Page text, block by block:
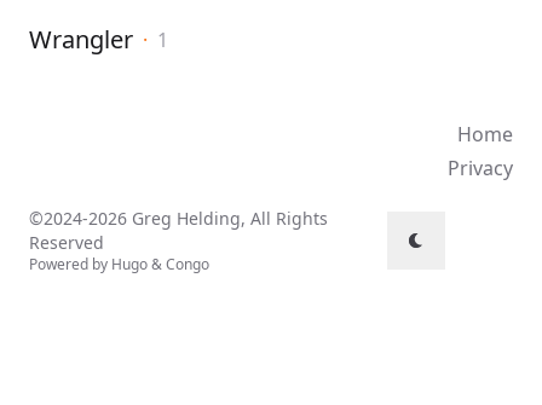
Wrangler · 1
Home
Privacy
©2024-2026 Greg Helding, All Rights
Reserved
Powered by Hugo&Congo